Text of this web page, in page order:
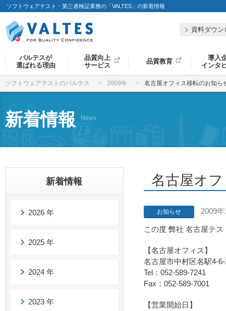
ソフトウェアテスト・第三者検証業務の「VALTES」の新着情報
資料ダウン
バルテスが
選ばれる理由
品質向上
サービス
品質教育
導入
インタ
ソフトウェアテストのバルテス 2009年 名古屋オフィス移転のお知ら
新着情報 News
名古屋オ
お知らせ 2009
この度 弊社 名古屋テ
【名古屋オフィス】
名古屋市中村区名駅4-
Tel：052-589-7241
Fax：052-589-7001
【営業開始日】
新着情報
2026 年
2025 年
2024 年
2023 年